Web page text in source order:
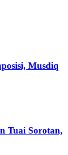
Musdiq
Tuai Sorotan,